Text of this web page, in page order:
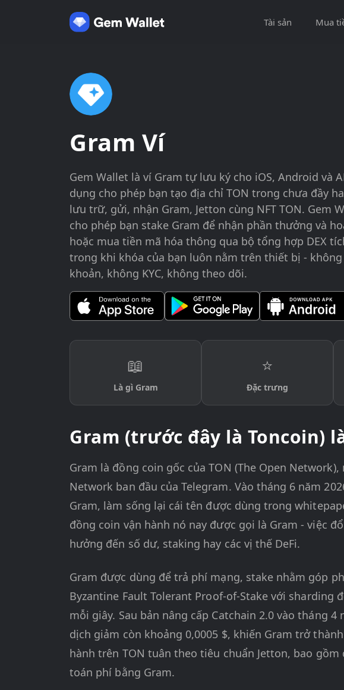
Tài sản Mua
Gram Ví
Gem Wallet là ví Gram tự lưu ký cho iOS, Android và
dụng cho phép bạn tạo địa chỉ TON trong chưa đầy
lưu trữ, gửi, nhận Gram, Jetton cùng NFT TON. Gem
cho phép bạn stake Gram để nhận phần thưởng và
hoặc mua tiền mã hóa thông qua bộ tổng hợp DEX
trong khi khóa của bạn luôn nằm trên thiết bị -
khoản, không KYC, không theo dõi.
📖
Là gì Gram
⭐
Đặc trưng
Gram (trước đây là Toncoin)
Gram là đồng coin gốc của TON (The Open
Network ban đầu của Telegram. Vào tháng 6 năm
Gram, làm sống lại cái tên được dùng trong
đồng coin vận hành nó nay được gọi là Gram - việc
hưởng đến số dư, staking hay các vị thế DeFi.
Gram được dùng để trả phí mạng, stake nhằm góp
Byzantine Fault Tolerant Proof-of-Stake với
mỗi giây. Sau bản nâng cấp Catchain 2.0 vào tháng
dịch giảm còn khoảng 0,0005 $, khiến Gram trở
hành trên TON tuân theo tiêu chuẩn Jetton, bao
toán phí bằng Gram.